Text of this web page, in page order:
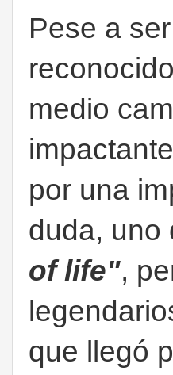
Pese a
medio
por una
duda, uno
of life",
que llegó